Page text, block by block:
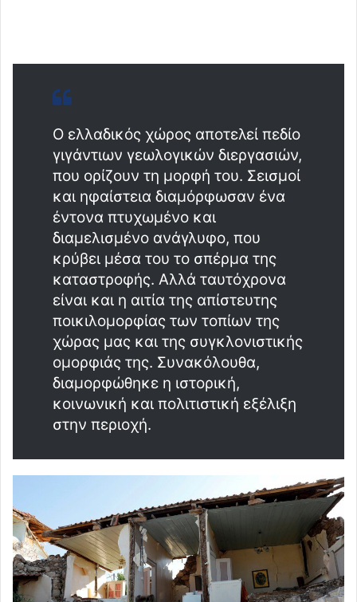
Ο ελλαδικός χώρος αποτελεί πεδίο
γιγάντιων γεωλογικών διεργασιών,
που ορίζουν τη μορφή του. Σεισμοί
και ηφαίστεια διαμόρφωσαν ένα
έντονα πτυχωμένο και
διαμελισμένο ανάγλυφο, που
κρύβει μέσα του το σπέρμα της
καταστροφής. Αλλά ταυτόχρονα
είναι και η αιτία της απίστευτης
ποικιλομορφίας των τοπίων της
χώρας μας και της συγκλονιστικής
ομορφιάς της. Συνακόλουθα,
διαμορφώθηκε η ιστορική,
κοινωνική και πολιτιστική εξέλιξη
στην περιοχή.